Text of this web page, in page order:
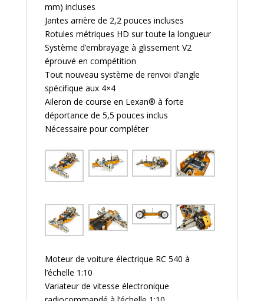
mm) incluses
Jantes arrière de 2,2 pouces incluses
Rotules métriques HD sur toute la longueur
Système d’embrayage à glissement V2
éprouvé en compétition
Tout nouveau système de renvoi d’angle
spécifique aux 4×4
Aileron de course en Lexan® à forte
déportance de 5,5 pouces inclus
Nécessaire pour compléter
Moteur de voiture électrique RC 540 à
l’échelle 1:10
Variateur de vitesse électronique